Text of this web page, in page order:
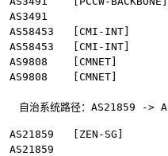
美
[CMI-INT]
[CMI-INT]
AS9808    [CMNET]
[CMNET]
自治系统路径：AS21859 -
[ZEN-SG]